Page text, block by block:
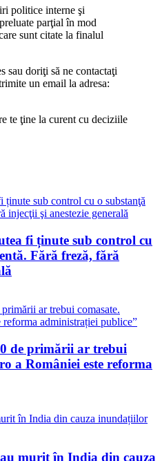
politice interne şi
parţial în mod
sunt citate la finalul
sau doriţi să ne contactaţi
un email la adresa:
te ţine la curent cu deciziile
fi ținute sub control cu
Fără freză, fără
de primării ar trebui
a României este reforma
murit în India din cauza